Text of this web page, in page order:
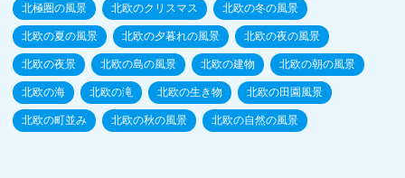
北極圏の風景 北欧のクリスマス 北欧の冬の風景
北欧の夏の風景 北欧の夕暮れの風景 北欧の夜の風景
北欧の夜景 北欧の島の風景 北欧の建物 北欧の朝の風景
北欧の海 北欧の滝 北欧の生き物 北欧の田園風景
北欧の町並み 北欧の秋の風景 北欧の自然の風景